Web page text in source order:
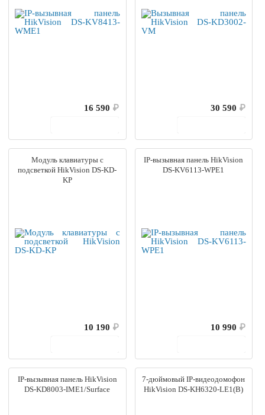
16 590 ₽
30 590 ₽
Модуль клавиатуры с
подсветкой HikVision DS-KD-
KP
10 190 ₽
IP-вызывная панель HikVision
DS-KV6113-WPE1
10 990 ₽
IP-вызывная панель HikVision
DS-KD8003-IME1/Surface
7-дюймовый IP-видеодомофон
HikVision DS-KH6320-LE1(B)